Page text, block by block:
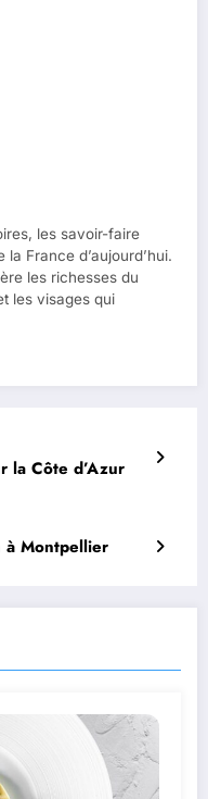
les savoir-faire
France d’aujourd’hui.
les richesses du
les visages qui
la Côte d’Azur
à Montpellier